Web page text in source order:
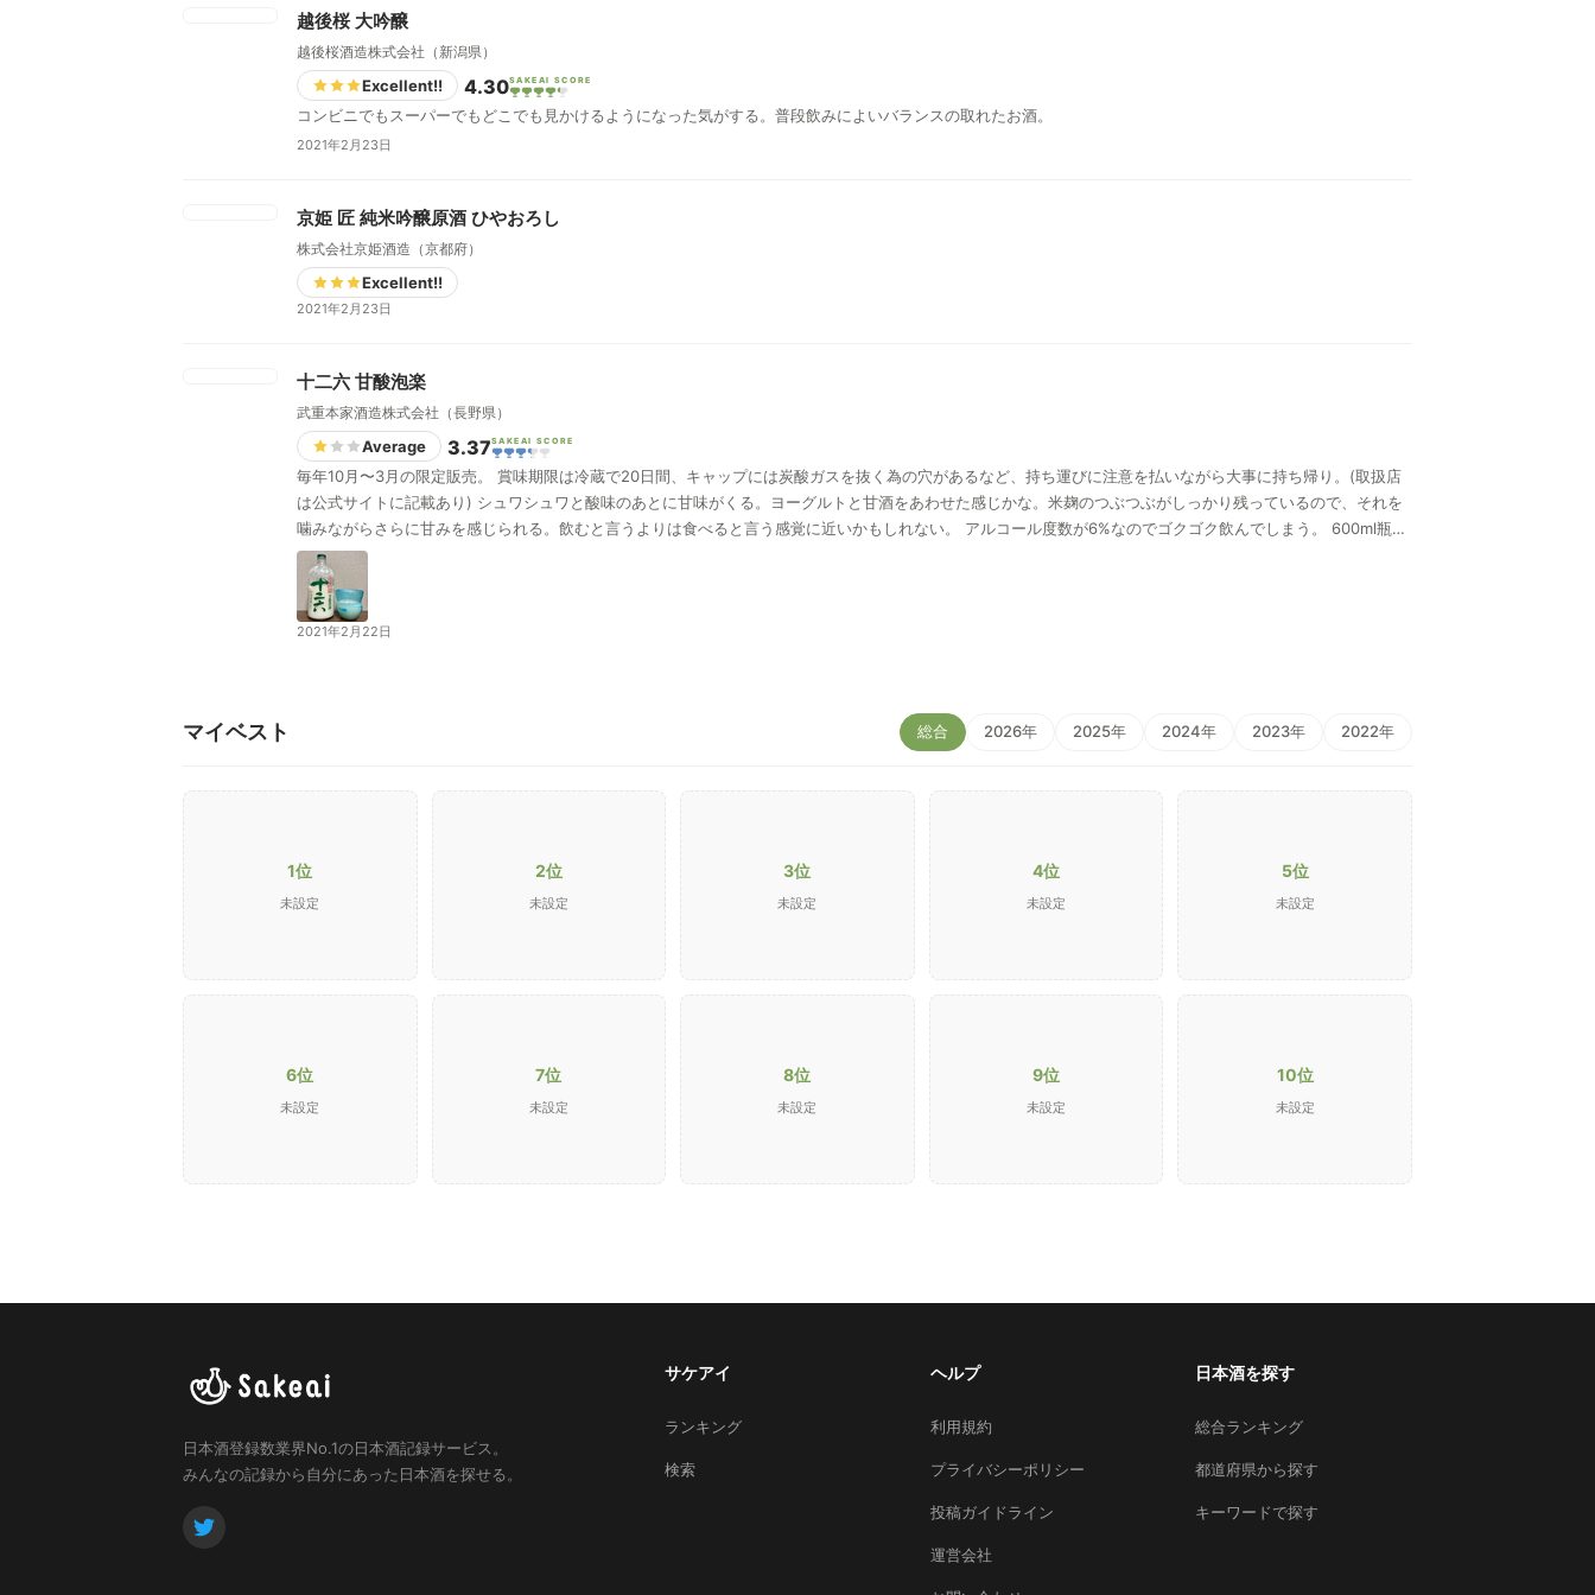
越後桜 大吟醸
越後桜酒造株式会社（新潟県）
Excellent!! 4.30SAKEAI SCORE
コンビニでもスーパーでもどこでも見かけるようになった気がする。普段飲みによいバランスの取れたお酒。
2021年2月23日
京姫 匠 純米吟醸原酒 ひやおろし
株式会社京姫酒造（京都府）
Excellent!!
2021年2月23日
十二六 甘酸泡楽
武重本家酒造株式会社（長野県）
Average 3.37SAKEAI SCORE
毎年10月〜3月の限定販売。 賞味期限は冷蔵で20日間、キャップには炭酸ガスを抜く為の穴があるなど、持ち運びに注意を払いながら大事に持ち帰り。(取扱店
は公式サイトに記載あり) シュワシュワと酸味のあとに甘味がくる。ヨーグルトと甘酒をあわせた感じかな。米麹のつぶつぶがしっかり残っているので、それを
噛みながらさらに甘みを感じられる。飲むと言うよりは食べると言う感覚に近いかもしれない。 アルコール度数が6%なのでゴクゴク飲んでしまう。 600ml瓶と
1440mlペットボトルの2種類がある。 次は大きい方を買いたいと思う。
2021年2月22日
マイベスト 総合 2026年 2025年 2024年 2023年 2022年
1位
未設定
2位
未設定
3位
未設定
4位
未設定
5位
未設定
6位
未設定
7位
未設定
8位
未設定
9位
未設定
10位
未設定
日本酒登録数業界No.1の日本酒記録サービス。
みんなの記録から自分にあった日本酒を探せる。
サケアイ
ランキング
検索
ヘルプ
利用規約
プライバシーポリシー
投稿ガイドライン
運営会社
日本酒を探す
総合ランキング
都道府県から探す
キーワードで探す